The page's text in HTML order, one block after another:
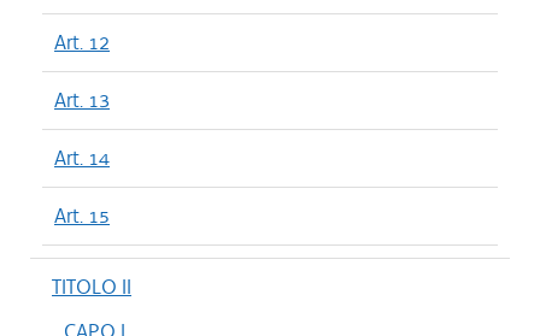
Art. 12
Art. 13
Art. 14
Art. 15
TITOLO II